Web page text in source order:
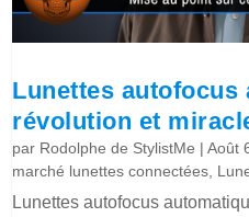
Lunettes autofocus
révolution et
par Rodolphe de StylistMe |Août
marché lunettes connectées,
Lunettes autofocus